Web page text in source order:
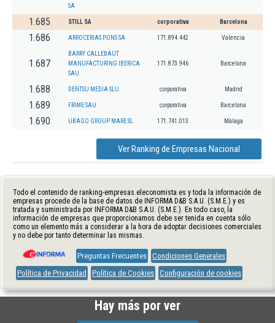
SA
1.685 STILL SA corporativa Barcelona
1.686 ARROCERIAS PONS SA 171.894.442 Valencia
1.687
BARRY CALLEBAUT
MANUFACTURING IBERICA
SAU
171.873.946 Barcelona
1.688 DENTSU MEDIA SLU corporativa Madrid
1.689 FRIME SAU corporativa Barcelona
1.690 UBAGO GROUP MARE SL 171.741.013 Málaga
Ver Ranking de Empresas Nacional
Todo el contenido de ranking-empresas.eleconomista.es y toda la información de
empresas procede de la base de datos de INFORMA D&B S.A.U. (S.M.E.) y es
tratada y suministrada por INFORMA D&B S.A.U. (S.M.E.). En todo caso, la
información de empresas que proporcionamos debe ser tenida en cuenta sólo
como un elemento más a considerar a la hora de adoptar decisiones comerciales
y no debe por tanto determinar las mismas.
Preguntas Frecuentes Condiciones Generales
Política de Privacidad
Política de Cookies Configuración de cookies
Hay más por ver